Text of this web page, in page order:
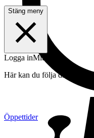
Öppettider
Stäng meny
Logga inMitt konto
Här kan du följa din